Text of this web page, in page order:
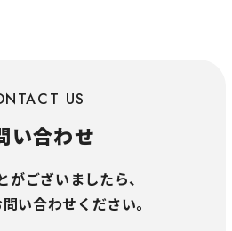
US
い合わせ
がございましたら、
い合わせください。